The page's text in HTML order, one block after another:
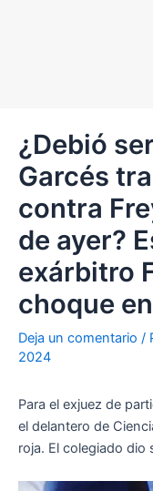
¿Debió
Garcés
contra
de ayer?
exárbitro
choque
Deja un comentario /
2024
Para el exjuez de
el delantero de
roja. El colegiado dio